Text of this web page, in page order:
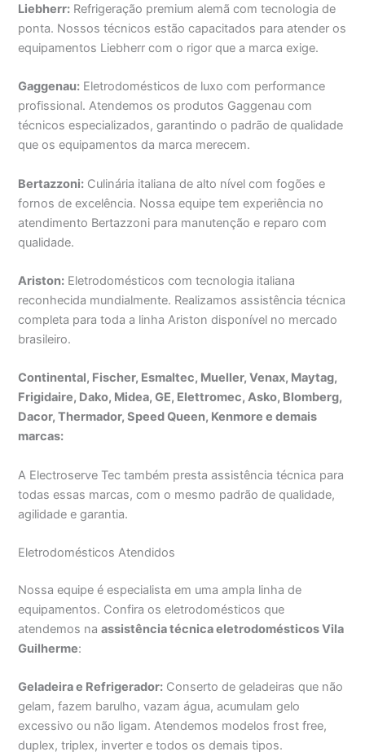
Liebherr: Refrigeração premium alemã com tecnologia de
ponta. Nossos técnicos estão capacitados para atender os
equipamentos Liebherr com o rigor que a marca exige.
Gaggenau: Eletrodomésticos de luxo com performance
profissional. Atendemos os produtos Gaggenau com
técnicos especializados, garantindo o padrão de qualidade
que os equipamentos da marca merecem.
Bertazzoni: Culinária italiana de alto nível com fogões e
fornos de excelência. Nossa equipe tem experiência no
atendimento Bertazzoni para manutenção e reparo com
qualidade.
Ariston: Eletrodomésticos com tecnologia italiana
reconhecida mundialmente. Realizamos assistência técnica
completa para toda a linha Ariston disponível no mercado
brasileiro.
Continental, Fischer, Esmaltec, Mueller, Venax, Maytag,
Frigidaire, Dako, Midea, GE, Elettromec, Asko, Blomberg,
Dacor, Thermador, Speed Queen, Kenmore e demais
marcas:
A Electroserve Tec também presta assistência técnica para
todas essas marcas, com o mesmo padrão de qualidade,
agilidade e garantia.
Eletrodomésticos Atendidos
Nossa equipe é especialista em uma ampla linha de
equipamentos. Confira os eletrodomésticos que
atendemos naassistência técnica eletrodomésticos Vila
Guilherme:
Geladeira e Refrigerador: Conserto de geladeiras que não
gelam, fazem barulho, vazam água, acumulam gelo
excessivo ou não ligam. Atendemos modelos frost free,
duplex, triplex, inverter e todos os demais tipos.